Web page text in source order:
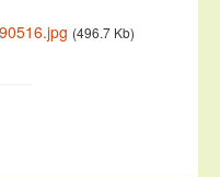
(496.7 Kb)